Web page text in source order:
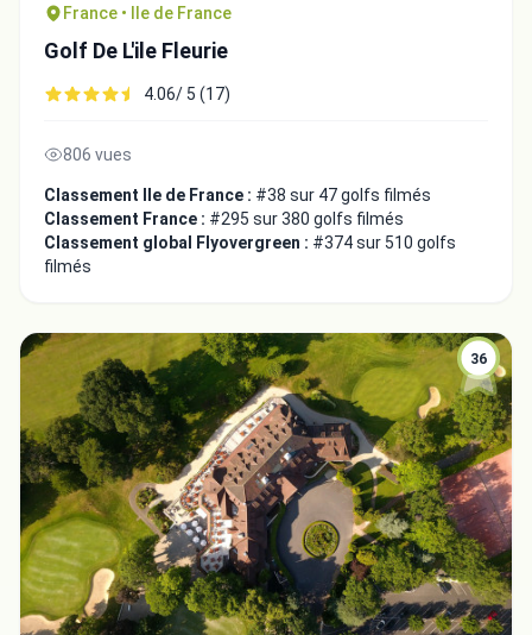
France • Ile de France
Golf De L'ile Fleurie
4.06/ 5 (17)
806 vues
Classement Ile de France : #38 sur 47 golfs filmés
Classement France : #295 sur 380 golfs filmés
Classement global Flyovergreen : #374 sur 510 golfs
filmés
36